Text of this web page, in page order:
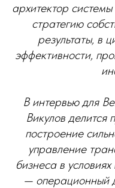
архитектор
стратегию
результаты, в
эффективности,
В интервью для
Викулов делится
построение
управление
бизнеса в
— операционный